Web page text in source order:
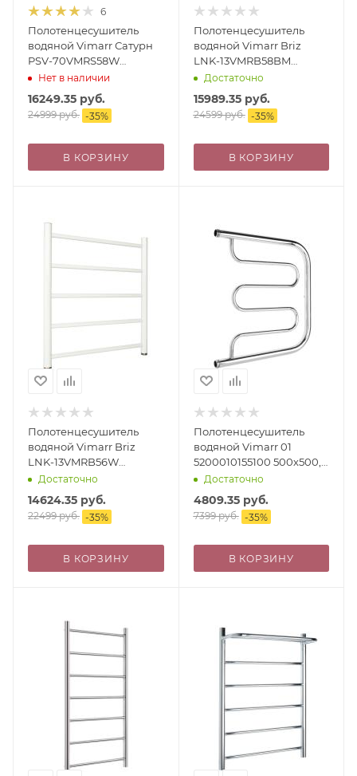
6
Полотенцесушитель
водяной Vimarr Сатурн
PSV-70VMRS58W
500х800 лесенка, с
фитингами в комплекте,
белый матовый
Нет в наличии
16249.35 руб.
24999руб. -35%
В КОРЗИНУ
Полотенцесушитель
водяной Vimarr Briz
LNK-13VMRB58BM
500х800 лесенка, с
фитингами в комплекте,
черный матовый (муар)
Достаточно
15989.35руб.
24599руб. -35%
В КОРЗИНУ
Полотенцесушитель
водяной Vimarr Briz
LNK-13VMRB56W
500х600 лесенка, с
фитингами в комплекте,
белый
Достаточно
14624.35 руб.
22499руб. -35%
В КОРЗИНУ
Полотенцесушитель
водяной Vimarr 01
5200010155100 500х500,
хром
Достаточно
4809.35руб.
7399руб. -35%
В КОРЗИНУ